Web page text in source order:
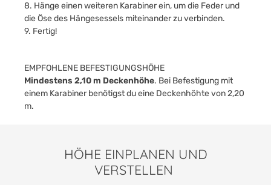
8. Hänge einen weiteren Karabiner ein, um die Feder und
die Öse des Hängesessels miteinander zu verbinden.
9. Fertig!
EMPFOHLENE BEFESTIGUNGSHÖHE
Mindestens 2,10 m Deckenhöhe. Bei Befestigung mit
einem Karabiner benötigst du eine Deckenhöhte von 2,20
m.
HÖHE EINPLANEN UND
VERSTELLEN